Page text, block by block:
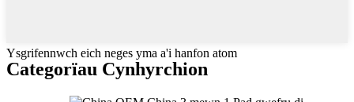
Ysgrifennwch eich neges yma a'i hanfon atom
Categorïau Cynhyrchion